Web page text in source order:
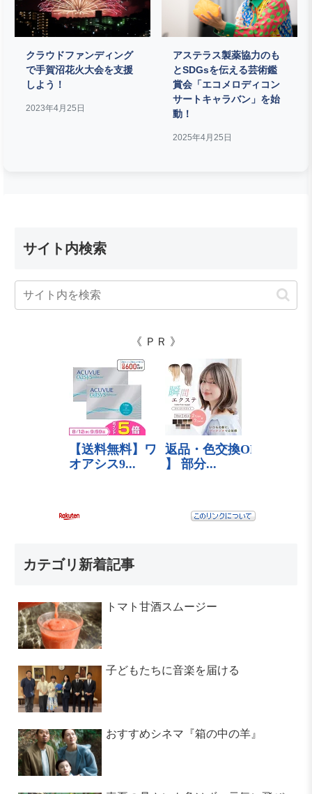
クラウドファンディング
で手賀沼花火大会を支援
しよう！
2023年4月25日
アステラス製薬協力のも
とSDGsを伝える芸術鑑
賞会「エコメロディコン
サートキャラバン」を始
動！
2025年4月25日
サイト内検索
《 ＰＲ 》
カテゴリ新着記事
トマト甘酒スムージー
子どもたちに音楽を届ける
おすすめシネマ『箱の中の羊』